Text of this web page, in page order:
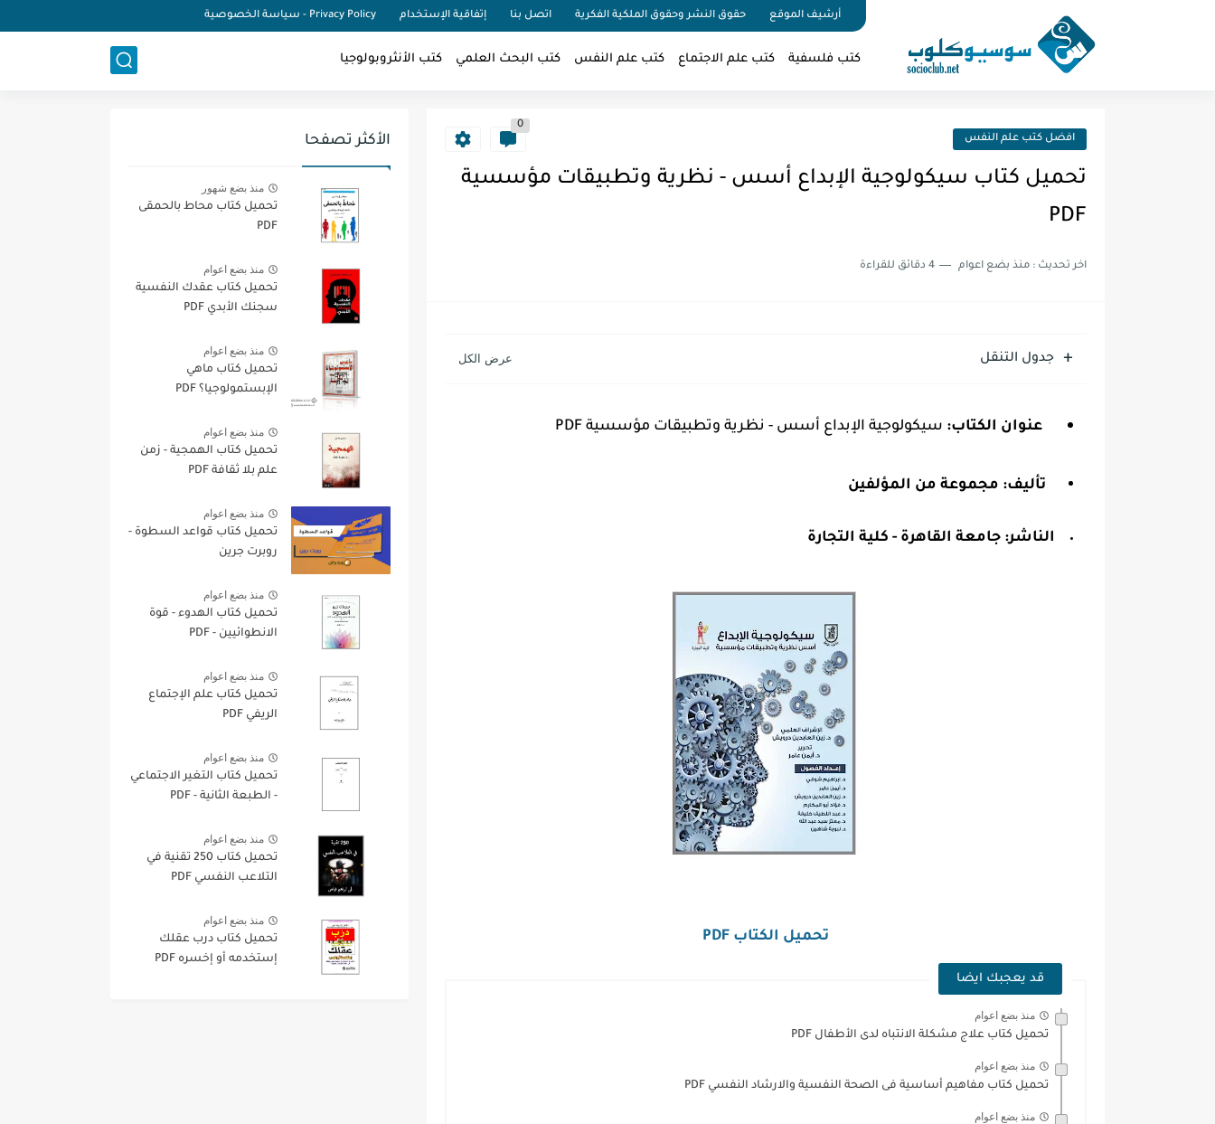
أرشيف الموقع حقوق النشر وحقوق الملكية الفكرية اتصل بنا إتفاقية الإستخدام Privacy Policy - سياسة الخصوصية
كتب فلسفية كتب علم الاجتماع كتب علم النفس كتب البحث العلمي كتب الأنثروبولوجيا
افضل كتب علم النفس
0
تحميل كتاب سيكولوجية الإبداع أسس - نظرية وتطبيقات مؤسسية
PDF
اخر تحديث : منذ بضع اعوام 4 دقائق للقراءة
جدول التنقل
عنوان الكتاب: سيكولوجية الإبداع أسس - نظرية وتطبيقات مؤسسية PDF
تأليف: مجموعة من المؤلفين
الناشر: جامعة القاهرة - كلية التجارة
تحميل الكتاب PDF
قد يعجبك ايضا
منذ بضع اعوام
تحميل كتاب علاج مشكلة الانتباه لدى الأطفال PDF
منذ بضع اعوام
تحميل كتاب مفاهيم أساسية فى الصحة النفسية والارشاد النفسي PDF
منذ بضع اعوام
الأكثر تصفحا
منذ بضع شهور
تحميل كتاب محاط بالحمقى
PDF
منذ بضع اعوام
تحميل كتاب عقدك النفسية
سجنك الأبدي PDF
منذ بضع اعوام
تحميل كتاب ماهي
الإبستمولوجيا؟ PDF
منذ بضع اعوام
تحميل كتاب الهمجية - زمن
علم بلا ثقافة PDF
منذ بضع اعوام
تحميل كتاب قواعد السطوة -
روبرت جرين
منذ بضع اعوام
تحميل كتاب الهدوء - قوة
الانطوائيين - PDF
منذ بضع اعوام
تحميل كتاب علم الإجتماع
الريفي PDF
منذ بضع اعوام
تحميل كتاب التغير الاجتماعي
- الطبعة الثانية - PDF
منذ بضع اعوام
تحميل كتاب 250 تقنية في
التلاعب النفسي PDF
منذ بضع اعوام
تحميل كتاب درب عقلك
إستخدمه أو إخسره PDF